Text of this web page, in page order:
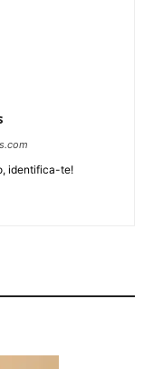
identifica-te!